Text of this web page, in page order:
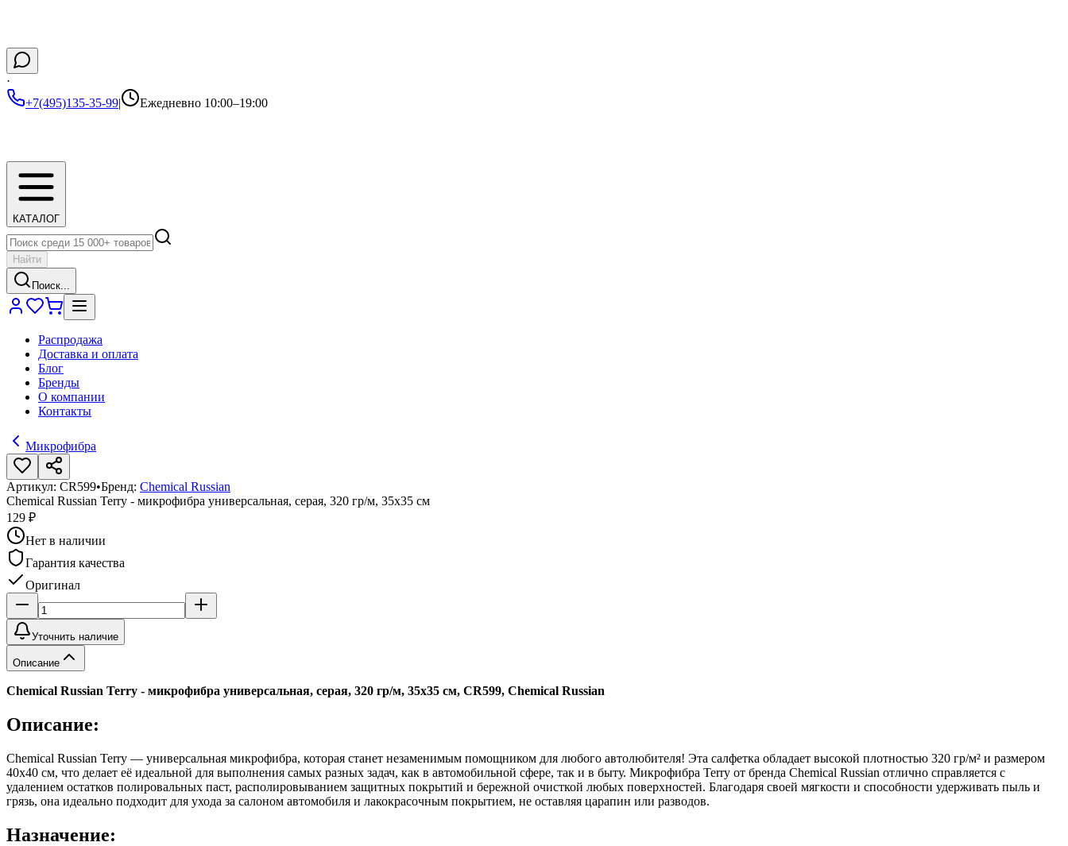
·
+7(495)135-35-99| Ежедневно 10:00–19:00
КАТАЛОГ
Найти
Поиск...
Распродажа
Доставка и оплата
Блог
Бренды
О компании
Контакты
Микрофибра
Артикул: CR599•Бренд: Chemical Russian
Chemical Russian Terry - микрофибра универсальная, серая, 320 гр/м, 35x35 см
129 ₽
Нет в наличии
Гарантия качества
Оригинал
Уточнить наличие
Описание
Chemical Russian Terry - микрофибра универсальная, серая, 320 гр/м, 35x35 см, CR599, Chemical Russian
Описание:
Chemical Russian Terry — универсальная микрофибра, которая станет незаменимым помощником для любого автолюбителя! Эта салфетка обладает высокой плотностью 320 гр/м² и размером
40x40 см, что делает её идеальной для выполнения самых разных задач, как в автомобильной сфере, так и в быту. Микрофибра Terry от бренда Chemical Russian отлично справляется с
удалением остатков полировальных паст, располировыванием защитных покрытий и бережной очисткой любых поверхностей. Благодаря своей мягкости и способности удерживать пыль и
грязь, она идеально подходит для ухода за салоном автомобиля и лакокрасочным покрытием, не оставляя царапин или разводов.
Назначение: